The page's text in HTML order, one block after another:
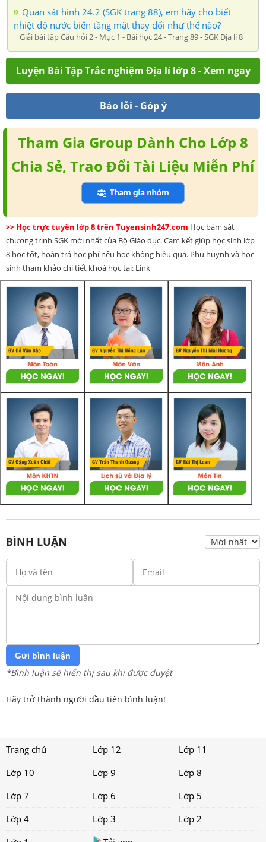
Quan sát hình 24.2 (SGK trang 88), em hãy cho biết
nhiệt độ nước biển tầng mặt thay đổi như thế nào?
Giải bài tập Câu hỏi 2 - Mục 1 - Bài học 24 - Trang 89 - SGK Địa lí 8
Luyện Bài Tập Trắc nghiệm Địa lí lớp 8 - Xem ngay
Báo lỗi - Góp ý
Tham Gia Group Dành Cho Lớp 8
Chia Sẻ, Trao Đổi Tài Liệu Miễn Phí
>> Học trực tuyến lớp 8 trên Tuyensinh247.com Học bám sát
chương trình SGK mới nhất của Bộ Giáo dục. Cam kết giúp học sinh lớp
8 học tốt, hoàn trả học phí nếu học không hiệu quả. Phụ huynh và học
sinh tham khảo chi tiết khoá học tại: Link
BÌNH LUẬN
Gửi bình luận
*Bình luận sẽ hiển thị sau khi được duyệt
Hãy trở thành người đầu tiên bình luận!
Trang chủ Lớp 12
Lớp 11
Lớp 10
Lớp 9
Lớp 8
Lớp 7
Lớp 6
Lớp 5
Lớp 4
Lớp 3
Lớp 2